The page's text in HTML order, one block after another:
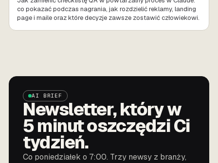
co pokazać podczas nagrania, jak rozdzielić reklamy, landing
page i maile oraz które decyzje zawsze zostawić człowiekowi.
AI BRIEF
Newsletter, który w
5 minut oszczędzi Ci
tydzień.
Co poniedziałek o 7:00. Trzy newsy z branży,